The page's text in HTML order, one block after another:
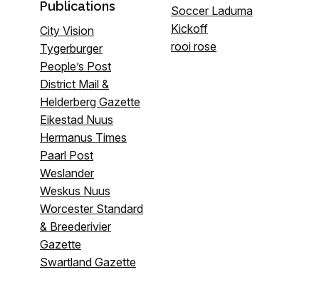
Publications
City Vision
Tygerburger
People’s Post
District Mail &
Helderberg Gazette
Eikestad Nuus
Hermanus Times
Paarl Post
Weslander
Weskus Nuus
Worcester Standard
& Breederivier
Gazette
Swartland Gazette
Soccer Laduma
Kickoff
rooi rose